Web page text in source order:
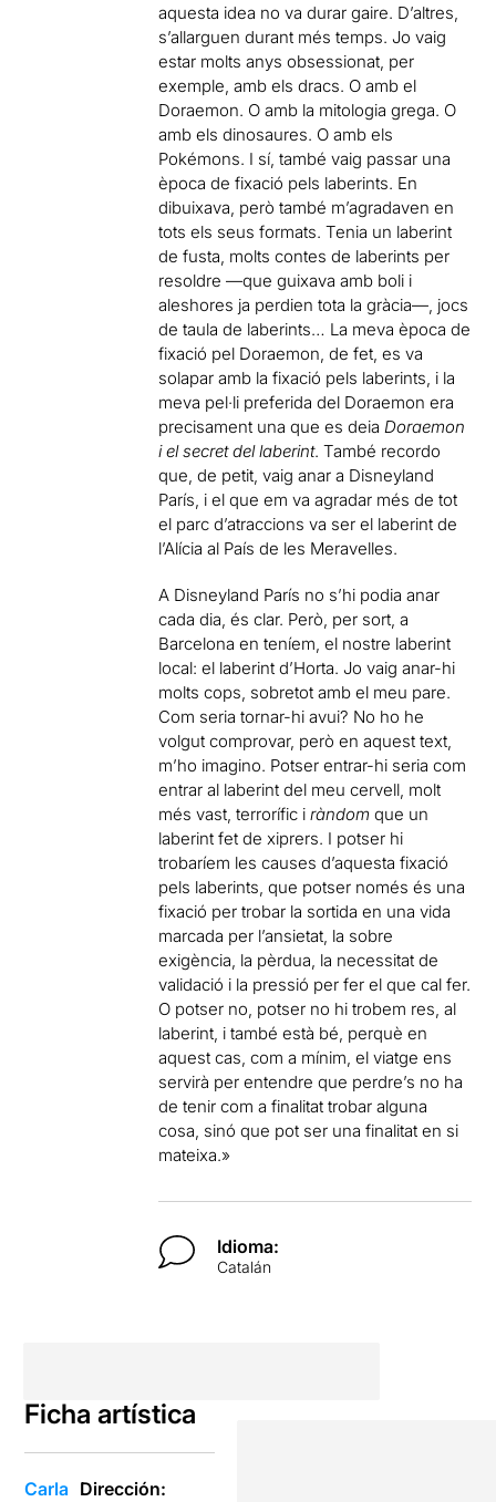
aquesta idea no va durar gaire. D’altres,
s’allarguen durant més temps. Jo vaig
estar molts anys obsessionat, per
exemple, amb els dracs. O amb el
Doraemon. O amb la mitologia grega. O
amb els dinosaures. O amb els
Pokémons. I sí, també vaig passar una
època de fixació pels laberints. En
dibuixava, però també m’agradaven en
tots els seus formats. Tenia un laberint
de fusta, molts contes de laberints per
resoldre —que guixava amb boli i
aleshores ja perdien tota la gràcia—, jocs
de taula de laberints… La meva època de
fixació pel Doraemon, de fet, es va
solapar amb la fixació pels laberints, i la
meva pel·li preferida del Doraemon era
precisament una que es deia Doraemon
i el secret del laberint. També recordo
que, de petit, vaig anar a Disneyland
París, i el que em va agradar més de tot
el parc d’atraccions va ser el laberint de
l’Alícia al País de les Meravelles.
A Disneyland París no s’hi podia anar
cada dia, és clar. Però, per sort, a
Barcelona en teníem, el nostre laberint
local: el laberint d’Horta. Jo vaig anar-hi
molts cops, sobretot amb el meu pare.
Com seria tornar-hi avui? No ho he
volgut comprovar, però en aquest text,
m’ho imagino. Potser entrar-hi seria com
entrar al laberint del meu cervell, molt
més vast, terrorífic iràndom que un
laberint fet de xiprers. I potser hi
trobaríem les causes d’aquesta fixació
pels laberints, que potser només és una
fixació per trobar la sortida en una vida
marcada per l’ansietat, la sobre
exigència, la pèrdua, la necessitat de
validació i la pressió per fer el que cal fer.
O potser no, potser no hi trobem res, al
laberint, i també està bé, perquè en
aquest cas, com a mínim, el viatge ens
servirà per entendre que perdre’s no ha
de tenir com a finalitat trobar alguna
cosa, sinó que pot ser una finalitat en si
mateixa.»
Idioma:
Catalán
Ficha artística
Carla Dirección: